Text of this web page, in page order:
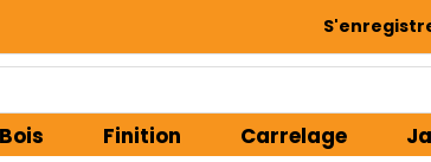
Bois Finition Carrelage